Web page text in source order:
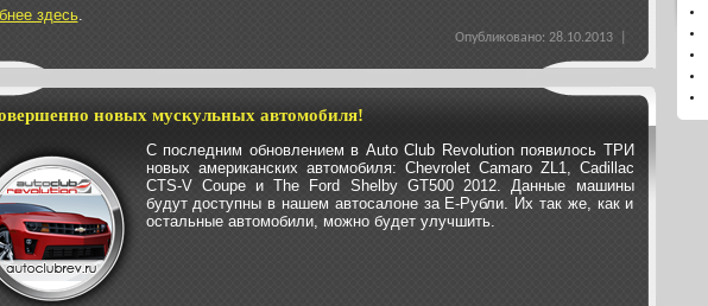
здесь.
Опубликовано: 28.10.2013 |
новых мускульных автомобиля!
С последним обновлением в Auto Club Revolution появилось ТРИ
новых американских автомобиля: Chevrolet Camaro ZL1, Cadillac
CTS-V Coupe и The Ford Shelby GT500 2012. Данные машины
будут доступны в нашем автосалоне за Е-Рубли. Их так же, как и
остальные автомобили, можно будет улучшить.